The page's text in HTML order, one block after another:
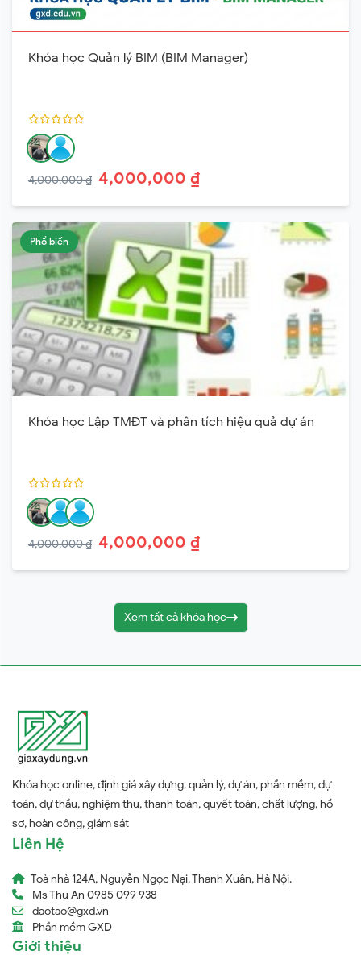
Khóa học Quản lý BIM (BIM Manager)
4,000,000 ₫ 4,000,000 ₫
Phổ biến
Khóa học Lập TMĐT và phân tích hiệu quả dự án
4,000,000 ₫ 4,000,000 ₫
Xem tất cả khóa học
Khóa học online, định giá xây dựng, quản lý, dự án, phần mềm, dự
toán, dự thầu, nghiệm thu, thanh toán, quyết toán, chất lượng, hồ
sơ, hoàn công, giám sát
Liên Hệ
Toà nhà 124A, Nguyễn Ngọc Nại, Thanh Xuân, Hà Nội.
Ms Thu An 0985 099 938
daotao@gxd.vn
Phần mềm GXD
Giới thiệu